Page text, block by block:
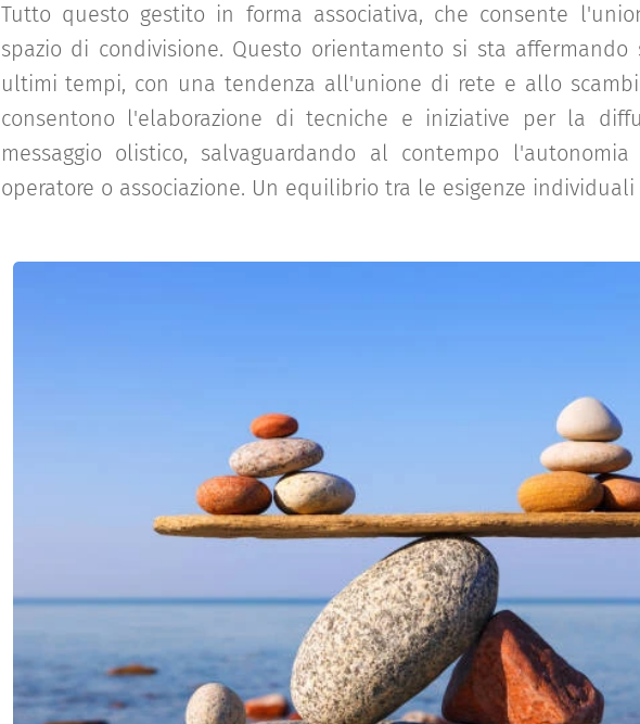
Tutto questo gestito in forma associativa, che consente
spazio di condivisione. Questo orientamento si sta
ultimi tempi, con una tendenza all'unione di rete e allo
consentono l'elaborazione di tecniche e iniziative per la
messaggio olistico, salvaguardando al contempo
operatore o associazione. Un equilibrio tra le esigenze